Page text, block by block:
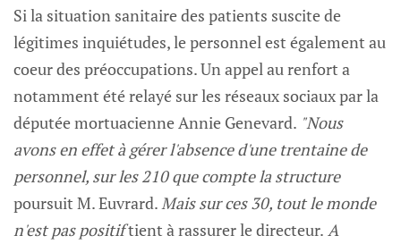
Si la situation sanitaire des patients suscite de
légitimes inquiétudes, le personnel est également au
coeur des préoccupations. Un appel au renfort a
notamment été relayé sur les réseaux sociaux par la
députée mortuacienne Annie Genevard. "Nous
avons en effet à gérer l'absence d'une trentaine de
personnel, sur les 210 que compte la structure
poursuit M. Euvrard. Mais sur ces 30, tout le monde
n'est pas positiftient à rassurer le directeur. A